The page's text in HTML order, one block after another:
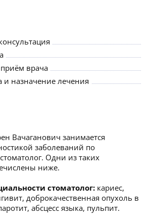
врача
и назначение лечения
Вачаганович занимается
заболеваний по
Одни из таких
ниже.
стоматолог: кариес,
доброкачественная опухоль в
абсцесс языка, пульпит.